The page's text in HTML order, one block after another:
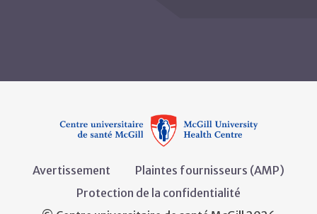
Avertissement
Plaintes fournisseurs (AMP)
Protection de la confidentialité